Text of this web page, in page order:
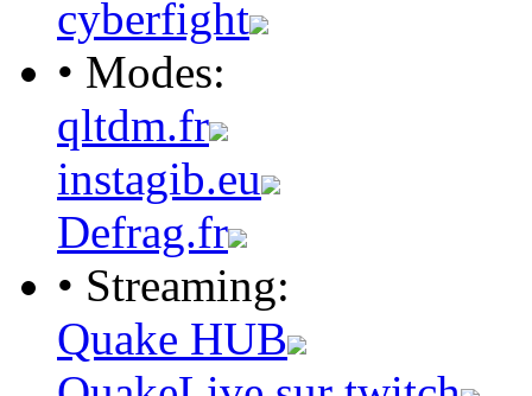
cyberfight
• Modes:
qltdm.fr
instagib.eu
Defrag.fr
• Streaming:
Quake HUB